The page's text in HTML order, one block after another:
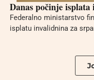
Danas počinje
Federalno ministarstvo
isplatu invalidnina za